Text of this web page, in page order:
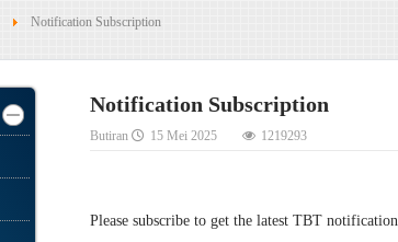
Notification Subscription
Notification Subscription
Butiran 15 Mei 2025 1219293
Please subscribe to get the latest TBT